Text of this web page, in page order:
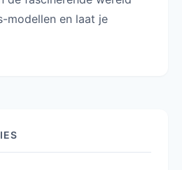
modellen en laat je